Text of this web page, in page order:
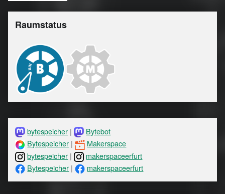
Raumstatus
bytespeicher |
Bytebot
Bytespeicher |
Makerspace
bytespeicher |
makerspaceerfurt
Bytespeicher | makerspaceerfurt